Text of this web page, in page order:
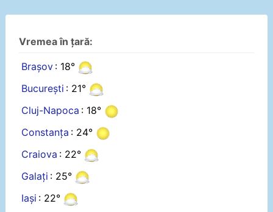
Vremea în țară:
Brașov : 18°
București : 21°
Cluj-Napoca : 18°
Constanța : 24°
Craiova : 22°
Galați : 25°
Iași : 22°